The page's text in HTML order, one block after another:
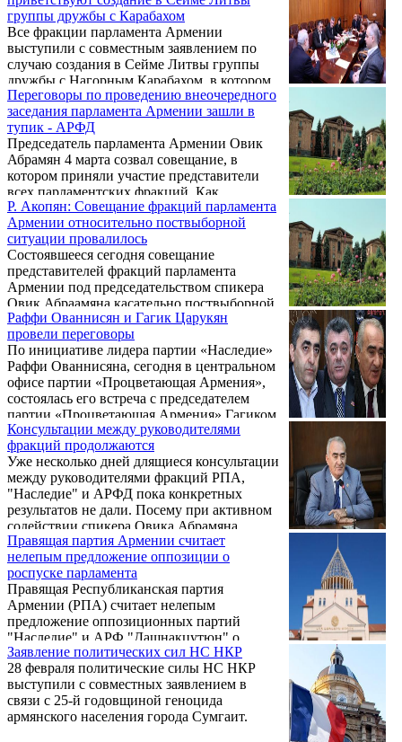
группы дружбы с Карабахом
Все фракции парламента Армении
выступили с совместным заявлением по
случаю создания в Сейме Литвы группы
дружбы с Нагорным Карабахом, в котором
поприветствовали данный факт. Как
сообщили ИА REGNUM в пресс-службе
парламента Армении 5 марта, в заявлении,
в частности, говорится:
Переговоры по проведению внеочередного
заседания парламента Армении зашли в
тупик - АРФД
Председатель парламента Армении Овик
Абрамян 4 марта созвал совещание, в
котором приняли участие представители
всех парламентских фракций. Как
сообщили ИА REGNUM в пресс-службе
парламента Армении, в ходе совещания
были обсуждены вопросы, касающиеся
поствыборной ситуации в стране.
Р. Акопян: Совещание фракций парламента
Армении относительно поствыборной
ситуации провалилось
Состоявшееся сегодня совещание
представителей фракций парламента
Армении под председательством спикера
Овик Абраамяна касательно поствыборной
ситуации в стране провалилось. Такое
заявление в интервью Panorama.am сделал
глава фракции «Наследие» Рубен Акопян.
Раффи Ованнисян и Гагик Царукян
провели переговоры
По инициативе лидера партии «Наследие»
Раффи Ованнисяна, сегодня в центральном
офисе партии «Процветающая Армения»,
состоялась его встреча с председателем
партии «Процветающая Армения» Гагиком
Царукяном.
Консультации между руководителями
фракций продолжаются
Уже несколько дней длящиеся консультации
между руководителями фракций РПА,
"Наследие" и АРФД пока конкретных
результатов не дали. Посему при активном
содействии спикера Овика Абрамяна
консультации на предмет выработки
формата и повестки обсуждения в НС
поствыборных развитий продолжатся.
Правящая партия Армении считает
нелепым предложение оппозиции о
роспуске парламента
Правящая Республиканская партия
Армении (РПА) считает нелепым
предложение оппозиционных партий
"Наследие" и АРФ "Дашнакцутюн" о
роспуске парламента и организации
внеочередных выборов. Как заявил на
брифинге в парламенте 1 марта глава
фракции РПА Галуст Саакян, переговоры
вокруг предложенной оппозиционными
Заявление политических сил НС НКР
28 февраля политические силы НС НКР
выступили с совместных заявлением в
связи с 25-й годовщиной геноцида
армянского населения города Сумгаит.